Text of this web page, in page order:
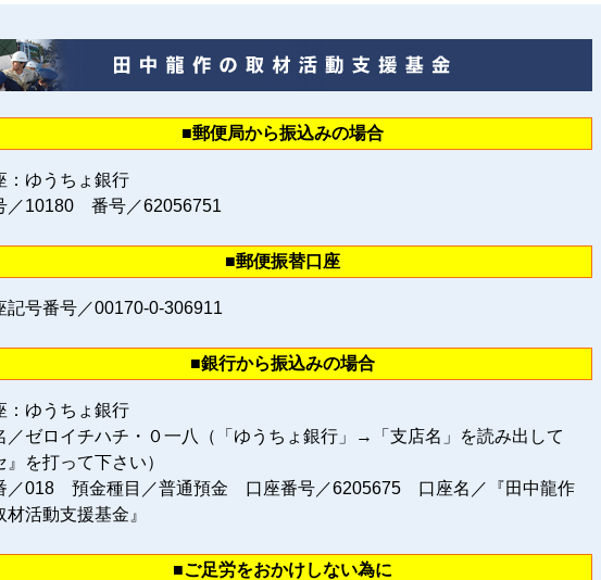
■郵便局から振込みの場合
：ゆうちょ銀行
／10180 番号／62056751
■郵便振替口座
記号番号／00170‐0‐306911
■銀行から振込みの場合
：ゆうちょ銀行
／ゼロイチハチ・０一八（「ゆうちょ銀行」→「支店名」を読み出して
』を打って下さい）
／018 預金種目／普通預金 口座番号／6205675 口座名／『田中龍作
材活動支援基金』
■ご足労をおかけしない為に